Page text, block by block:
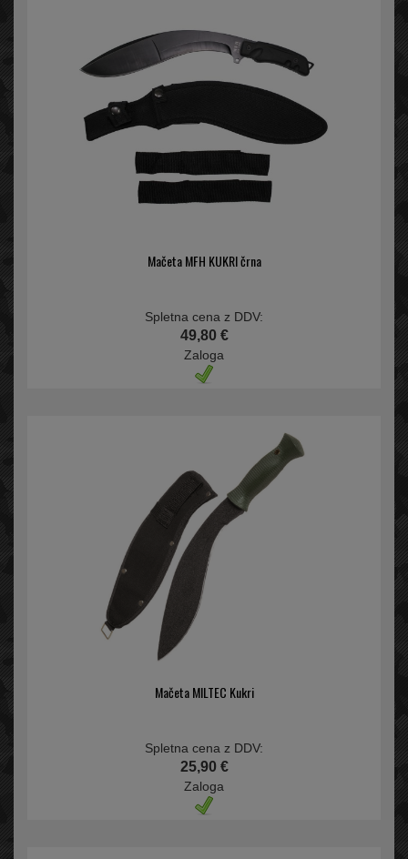
Mačeta MFH KUKRI črna
Spletna cena z DDV:
49,80 €
Zaloga
Mačeta MILTEC Kukri
Spletna cena z DDV:
25,90 €
Zaloga